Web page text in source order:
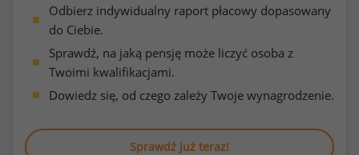
Odbierz indywidualny raport płacowy dopasowany
do Ciebie.
Sprawdź, na jaką pensję może liczyć osoba z
Twoimi kwalifikacjami.
Dowiedz się, od czego zależy Twoje wynagrodzenie.
Sprawdź już teraz!